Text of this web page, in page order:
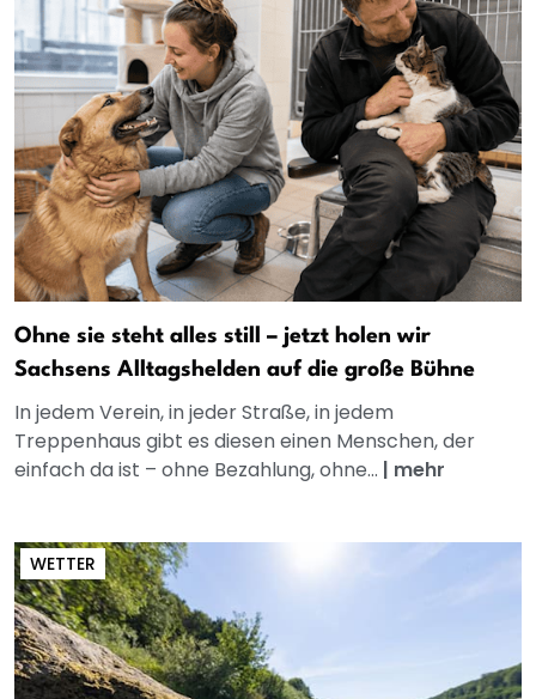
Ohne sie steht alles still – jetzt holen wir
Sachsens Alltagshelden auf die große Bühne
In jedem Verein, in jeder Straße, in jedem
Treppenhaus gibt es diesen einen Menschen, der
einfach da ist – ohne Bezahlung, ohne... | mehr
WETTER